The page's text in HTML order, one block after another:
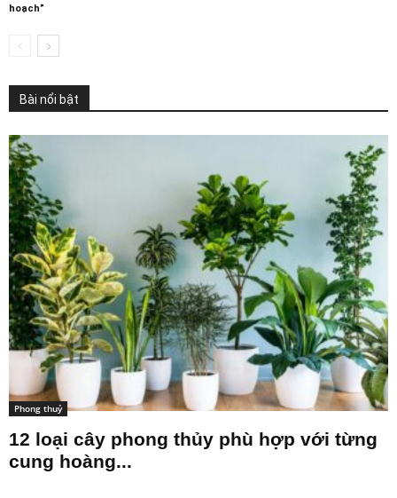
hoạch”
Bài nổi bật
Phong thuỷ
12 loại cây phong thủy phù hợp với từng
cung hoàng...